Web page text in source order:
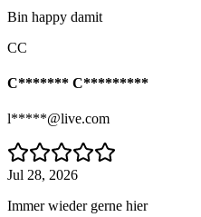
Bin happy damit
CC
C******* C*********
l*****@live.com
Jul 28, 2026
Immer wieder gerne hier